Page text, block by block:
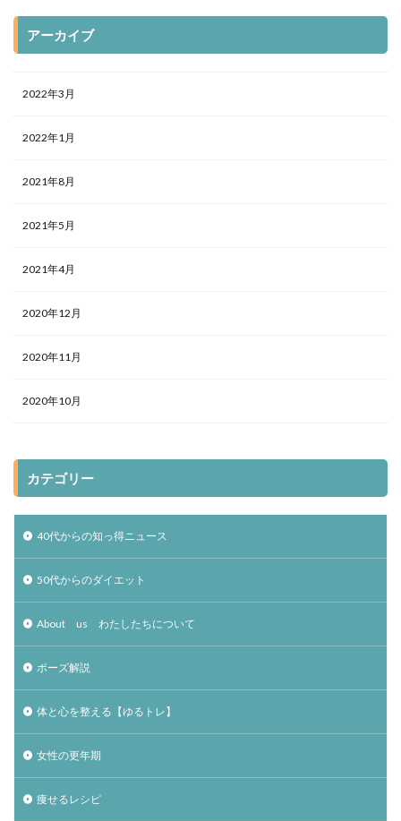
アーカイブ
2022年3月
2022年1月
2021年8月
2021年5月
2021年4月
2020年12月
2020年11月
2020年10月
カテゴリー
40代からの知っ得ニュース
50代からのダイエット
About us わたしたちについて
ポーズ解説
体と心を整える【ゆるトレ】
女性の更年期
痩せるレシピ